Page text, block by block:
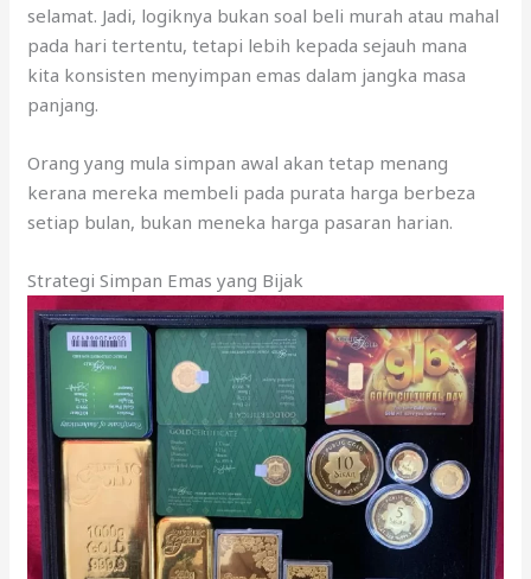
selamat. Jadi, logiknya bukan soal beli murah atau mahal
pada hari tertentu, tetapi lebih kepada sejauh mana
kita konsisten menyimpan emas dalam jangka masa
panjang.
Orang yang mula simpan awal akan tetap menang
kerana mereka membeli pada purata harga berbeza
setiap bulan, bukan meneka harga pasaran harian.
Strategi Simpan Emas yang Bijak